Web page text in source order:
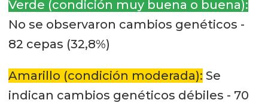
Verde (condición muy buena o buena):
No se observaron cambios genéticos -
82 cepas (32,8%)
Amarillo (condición moderada): Se
indican cambios genéticos débiles - 70